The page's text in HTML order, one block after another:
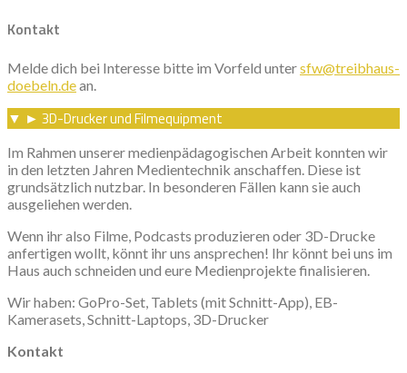
Kontakt
Melde dich bei Interesse bitte im Vorfeld untersfw@treibhaus-
doebeln.dean.
▼ ► 3D-Drucker und Filmequipment
Im Rahmen unserer medienpädagogischen Arbeit konnten wir
in den letzten Jahren Medientechnik anschaffen. Diese ist
grundsätzlich nutzbar. In besonderen Fällen kann sie auch
ausgeliehen werden.
Wenn ihr also Filme, Podcasts produzieren oder 3D-Drucke
anfertigen wollt, könnt ihr uns ansprechen! Ihr könnt bei uns im
Haus auch schneiden und eure Medienprojekte finalisieren.
Wir haben: GoPro-Set, Tablets (mit Schnitt-App), EB-
Kamerasets, Schnitt-Laptops, 3D-Drucker
Kontakt